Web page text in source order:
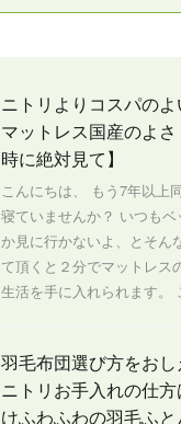
ニトリよりコスパの
マットレス国産のよ
時に絶対見て】
こんにちは、 もう7年以上
寝ていませんか？ いつもベ
か見に行かないよ、とそん
て頂くと２分でマットレス
生活を手に入れられます。
羽毛布団選び方をおし
ニトリお手入れの仕
けふわふわの羽毛ふ